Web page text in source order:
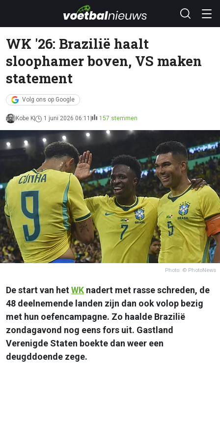
WK '26: Brazilië haalt
sloophamer boven, VS maken
statement
Volg ons op Google
Kobe K 1 juni 2026 06:11 157 stemmen
Photo: © PhotoNews
De start van hetWK nadert met rasse schreden, de
48 deelnemende landen zijn dan ook volop bezig
met hun oefencampagne. Zo haalde Brazilië
zondagavond nog eens fors uit. Gastland
Verenigde Staten boekte dan weer een
deugddoende zege.